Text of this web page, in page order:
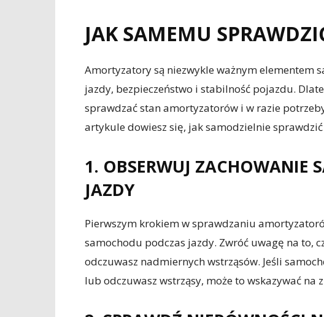
JAK SAMEMU
Amortyzatory są niezwykle ważnym elementem
jazdy, bezpieczeństwo i stabilność pojazdu.
sprawdzać stan amortyzatorów i w razie
artykule dowiesz się, jak samodzielnie
1. OBSERWUJ ZACHOWANIE
JAZDY
Pierwszym krokiem w sprawdzaniu
samochodu podczas jazdy. Zwróć uwagę na to,
odczuwasz nadmiernych wstrząsów. Jeśli
lub odczuwasz wstrząsy, może to wskazywać na